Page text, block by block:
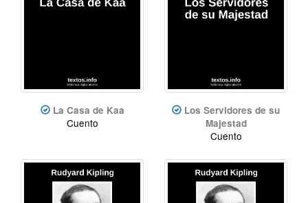
La Casa de Kaa
Cuento
Los Servidores de su
Majestad
Cuento